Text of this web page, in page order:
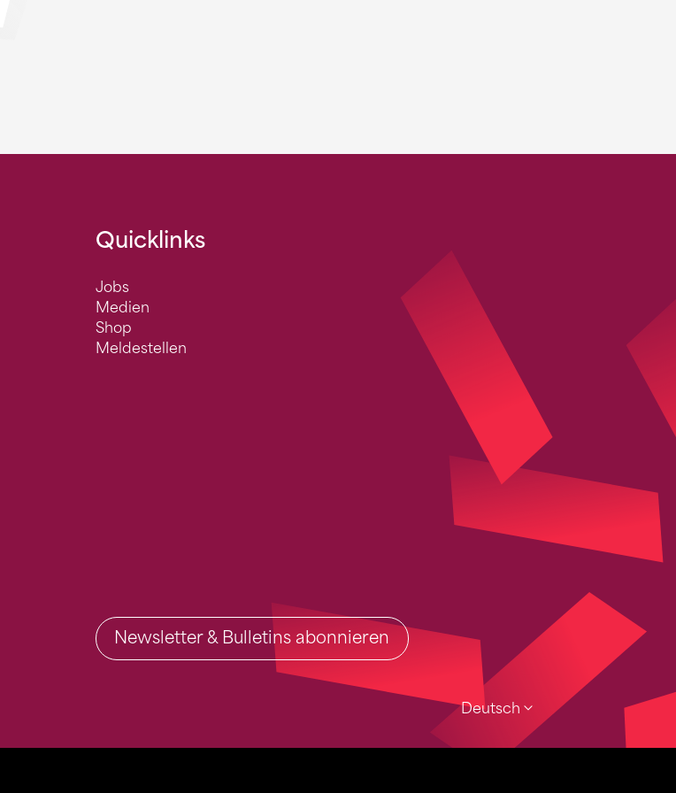
Quicklinks
Jobs
Medien
Shop
Meldestellen
Deutsch
Newsletter & Bulletins abonnieren